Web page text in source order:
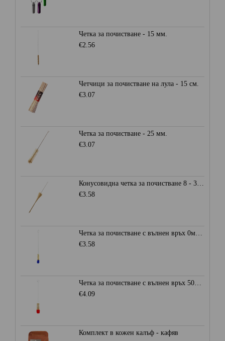
Четка за почистване - 15 мм.
€2.56
Четчици за почистване на лула - 15 см.
€3.07
Четка за почистване - 25 мм.
€3.07
Конусовидна четка за почистване 8 - 30 мм.
€3.58
Четка за почистване с вълнен връх 0мм. - Синя
€3.58
Четка за почистване с вълнен връх 50мм. - Червена
€4.09
Комплект в кожен калъф - кафяв